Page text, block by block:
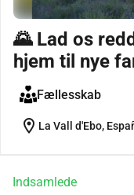
🌄 Lad os
hjem til nye
Fællesskab
location_on La Vall d'Ebo,
Indsamlede